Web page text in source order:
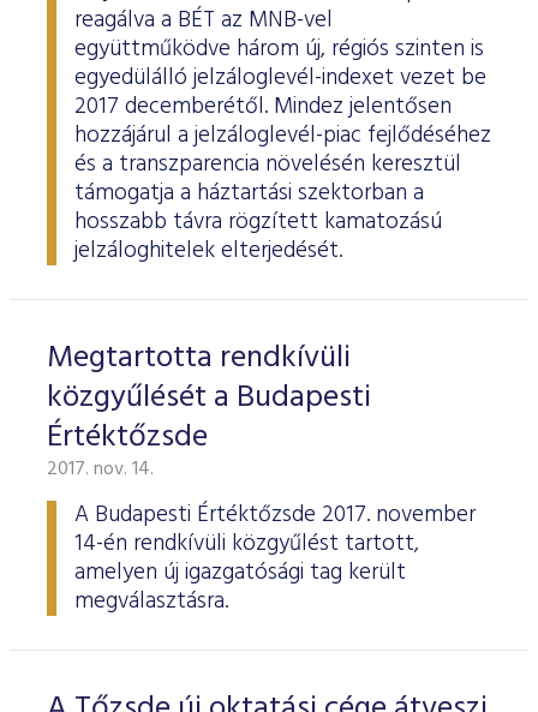
reagálva a BÉT az MNB-vel
együttműködve három új, régiós szinten is
egyedülálló jelzáloglevél-indexet vezet be
2017 decemberétől. Mindez jelentősen
hozzájárul a jelzáloglevél-piac fejlődéséhez
és a transzparencia növelésén keresztül
támogatja a háztartási szektorban a
hosszabb távra rögzített kamatozású
jelzáloghitelek elterjedését.
Megtartotta rendkívüli
közgyűlését a Budapesti
Értéktőzsde
2017. nov. 14.
A Budapesti Értéktőzsde 2017. november
14-én rendkívüli közgyűlést tartott,
amelyen új igazgatósági tag került
megválasztásra.